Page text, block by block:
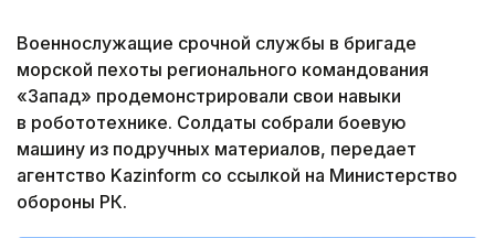
Военнослужащие срочной службы в бригаде
морской пехоты регионального командования
«Запад» продемонстрировали свои навыки
в робототехнике. Солдаты собрали боевую
машину из подручных материалов, передает
агентство Kazinform со ссылкой на Министерство
обороны РК.